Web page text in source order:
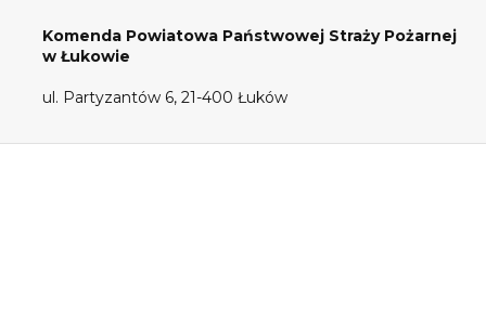
Komenda Powiatowa Państwowej Straży Pożarnej
w Łukowie
ul. Partyzantów 6, 21-400 Łuków